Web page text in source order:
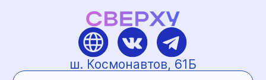
В центре помогают
сформировать прочный
фундамент нервной системы,
что дает долгосрочные
улучшения, а не временный
эффект: